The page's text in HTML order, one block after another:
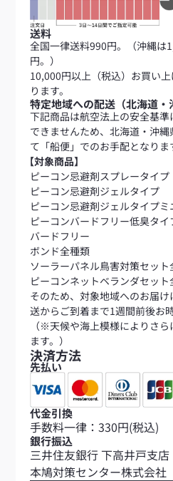
送料
全国一律送料990円。（沖縄は
円。）
10,000円以上（税込）お買い
ります。
特定地域への配送（北海道・
下記商品は航空法上の安全基
できませんため、北海道・沖
て「船便」でのお手配となりま
【対象商品】
ピーコン忌避剤スプレータイプ
ピーコン忌避剤ジェルタイプ
ピーコン忌避剤ジェルタイプミ
ピーコンバードフリー低臭タイ
バードフリー
ボンド全種類
ソーラーパネル鳥害対策セット
ピーコンネットベランダセット
そのため、対象地域へのお届
送からご到着まで1週間前後お
（※天候や海上模様によりさ
ます。）
決済方法
先払い
代金引換
手数料一律：330円(税込)
銀行振込
三井住友銀行 下高井戸
本鳩対策センター株式会社